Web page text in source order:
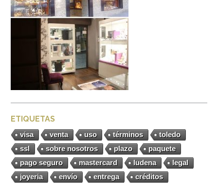
ETIQUETAS
visa venta uso términos
toledo
ssl
sobre nosotros plazo
paquete
pago seguro
mastercard ludena
legal
joyeria
envío entrega
créditos